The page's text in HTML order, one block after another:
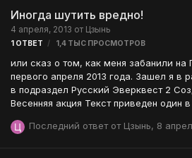
Иногда шутить вредно!
4 апреля, 2013 от Цзынь
1 ОТВЕТ 1,4 ТЫС ПРОСМОТРОВ
или сказ о том, как меня забанили на Гохе
первого апреля 2013 года. Зашел я в раздел EVERQUEST и там
в подраздел Русский Эверквест 2 Создал такую темку:
Весенняя акция Текст приведен один в один, как было. На
Тему удалили, меня забанили раз и
Последний ответ от Цзынь, 8